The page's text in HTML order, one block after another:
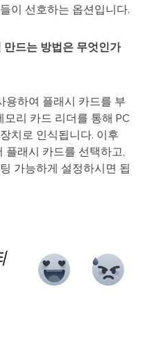
이 선호하는 옵션입니다.
만드는 방법은 무엇인가
용하여 플래시 카드를 부
리 카드 리더를 통해 PC
치로 인식됩니다. 이후
플래시 카드를 선택하고,
가능하게 설정하시면 됩